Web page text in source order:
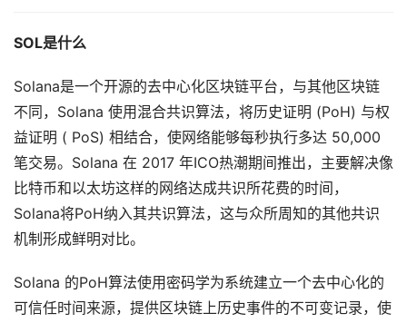
SOL是什么
Solana是一个开源的去中心化区块链平台，与其他区块链
不同，Solana 使用混合共识算法，将历史证明 (PoH) 与权
益证明 ( PoS) 相结合，使网络能够每秒执行多达 50,000
笔交易。Solana 在 2017 年ICO热潮期间推出，主要解决像
比特币和以太坊这样的网络达成共识所花费的时间，
Solana将PoH纳入其共识算法，这与众所周知的其他共识
机制形成鲜明对比。
Solana 的PoH算法使用密码学为系统建立一个去中心化的
可信任时间来源，提供区块链上历史事件的不可变记录，使